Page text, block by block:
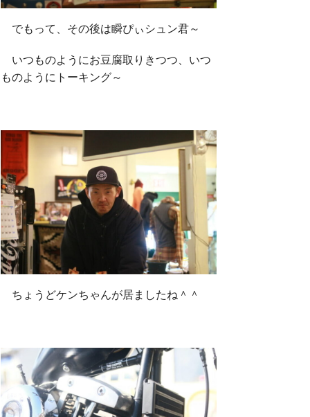
でもって、その後は瞬ぴぃシュン君～
いつものようにお豆腐取りきつつ、いつ
ものようにトーキング～
ちょうどケンちゃんが居ましたね＾＾